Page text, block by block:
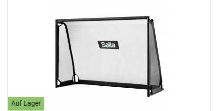
Auf Lager